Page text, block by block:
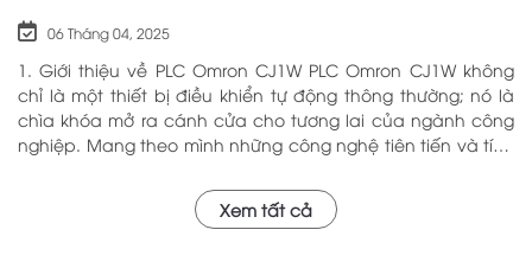
06 Tháng 04, 2025
1. Giới thiệu về PLC Omron CJ1W PLC Omron CJ1W không
chỉ là một thiết bị điều khiển tự động thông thường; nó là
chìa khóa mở ra cánh cửa cho tương lai của ngành công
nghiệp. Mang theo mình những công nghệ tiên tiến và tính
mình qua nhiều năm phục vụ trong nhiều lĩnh vực khác
nhau. Với khả năng hoạt động ổn định và hiệu quả, sản
Xem tất cả